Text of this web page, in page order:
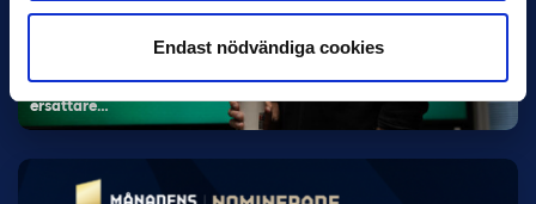
Endast nödvändiga cookies
Rydström ersätter Karlsson i Hammarby
Hammarby meddelade på fredagen att Kalle Karlssons uppdrag
som huvudtränare har avslutats med omedelbar verkan. Hans
ersättare…